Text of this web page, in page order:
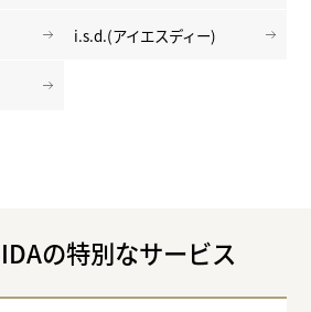
i.s.d.(アイエスディー)
の特別なサービス